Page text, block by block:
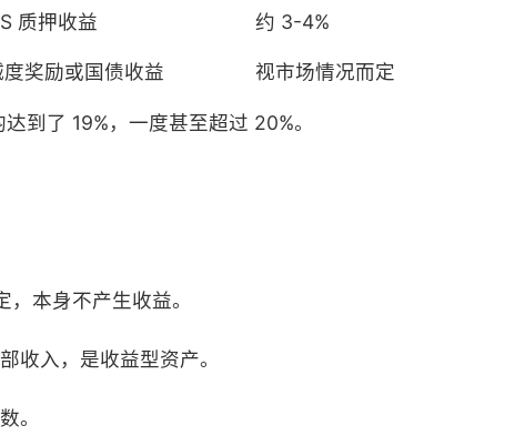
质押收益
约 3-4%
奖励或国债收益 视市场情况而定
到了 19%，一度甚至超过 20%。
本身不产生收益。
收入，是收益型资产。
。